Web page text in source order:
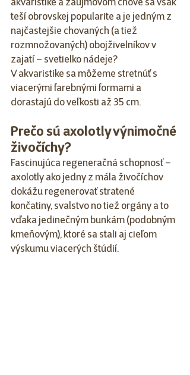
akvaristike a záujmovom chove sa však
teší obrovskej popularite a je jedným z
najčastejšie chovaných (a tiež
rozmnožovaných) obojživelníkov v
zajatí – svetielko nádeje?
V akvaristike sa môžeme stretnúť s
viacerými farebnými formami a
dorastajú do veľkosti až 35 cm.
Prečo sú axolotly výnimočné
živočíchy?
Fascinujúca regeneračná schopnosť –
axolotly ako jedny z mála živočíchov
dokážu regenerovať stratené
končatiny, svalstvo no tiež orgány a to
vďaka jedinečným bunkám (podobným
kmeňovým), ktoré sa stali aj cieľom
výskumu viacerých štúdií.